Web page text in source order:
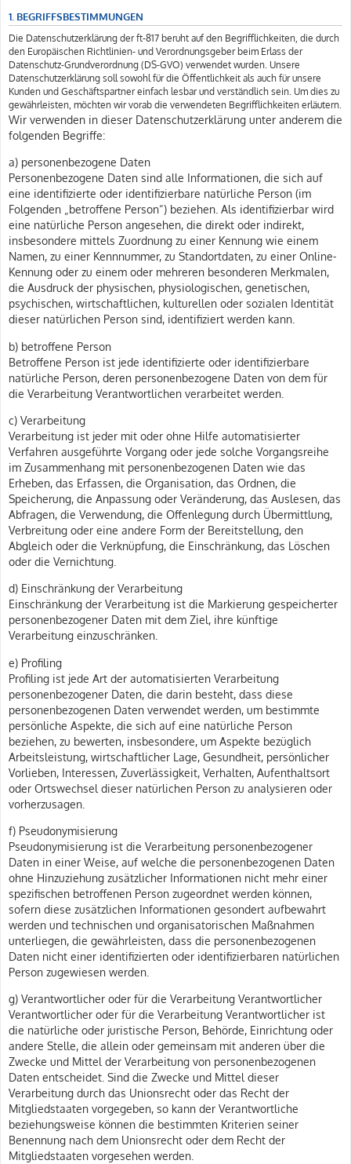
1. BEGRIFFSBESTIMMUNGEN
Die Datenschutzerklärung der ft-817 beruht auf den Begrifflichkeiten, die durch
den Europäischen Richtlinien- und Verordnungsgeber beim Erlass der
Datenschutz-Grundverordnung (DS-GVO) verwendet wurden. Unsere
Datenschutzerklärung soll sowohl für die Öffentlichkeit als auch für unsere
Kunden und Geschäftspartner einfach lesbar und verständlich sein. Um dies zu
gewährleisten, möchten wir vorab die verwendeten Begrifflichkeiten erläutern.
Wir verwenden in dieser Datenschutzerklärung unter anderem die
folgenden Begriffe:
a) personenbezogene Daten
Personenbezogene Daten sind alle Informationen, die sich auf
eine identifizierte oder identifizierbare natürliche Person (im
Folgenden „betroffene Person“) beziehen. Als identifizierbar wird
eine natürliche Person angesehen, die direkt oder indirekt,
insbesondere mittels Zuordnung zu einer Kennung wie einem
Namen, zu einer Kennnummer, zu Standortdaten, zu einer Online-
Kennung oder zu einem oder mehreren besonderen Merkmalen,
die Ausdruck der physischen, physiologischen, genetischen,
psychischen, wirtschaftlichen, kulturellen oder sozialen Identität
dieser natürlichen Person sind, identifiziert werden kann.
b) betroffene Person
Betroffene Person ist jede identifizierte oder identifizierbare
natürliche Person, deren personenbezogene Daten von dem für
die Verarbeitung Verantwortlichen verarbeitet werden.
c) Verarbeitung
Verarbeitung ist jeder mit oder ohne Hilfe automatisierter
Verfahren ausgeführte Vorgang oder jede solche Vorgangsreihe
im Zusammenhang mit personenbezogenen Daten wie das
Erheben, das Erfassen, die Organisation, das Ordnen, die
Speicherung, die Anpassung oder Veränderung, das Auslesen, das
Abfragen, die Verwendung, die Offenlegung durch Übermittlung,
Verbreitung oder eine andere Form der Bereitstellung, den
Abgleich oder die Verknüpfung, die Einschränkung, das Löschen
oder die Vernichtung.
d) Einschränkung der Verarbeitung
Einschränkung der Verarbeitung ist die Markierung gespeicherter
personenbezogener Daten mit dem Ziel, ihre künftige
Verarbeitung einzuschränken.
e) Profiling
Profiling ist jede Art der automatisierten Verarbeitung
personenbezogener Daten, die darin besteht, dass diese
personenbezogenen Daten verwendet werden, um bestimmte
persönliche Aspekte, die sich auf eine natürliche Person
beziehen, zu bewerten, insbesondere, um Aspekte bezüglich
Arbeitsleistung, wirtschaftlicher Lage, Gesundheit, persönlicher
Vorlieben, Interessen, Zuverlässigkeit, Verhalten, Aufenthaltsort
oder Ortswechsel dieser natürlichen Person zu analysieren oder
vorherzusagen.
f) Pseudonymisierung
Pseudonymisierung ist die Verarbeitung personenbezogener
Daten in einer Weise, auf welche die personenbezogenen Daten
ohne Hinzuziehung zusätzlicher Informationen nicht mehr einer
spezifischen betroffenen Person zugeordnet werden können,
sofern diese zusätzlichen Informationen gesondert aufbewahrt
werden und technischen und organisatorischen Maßnahmen
unterliegen, die gewährleisten, dass die personenbezogenen
Daten nicht einer identifizierten oder identifizierbaren natürlichen
Person zugewiesen werden.
g) Verantwortlicher oder für die Verarbeitung Verantwortlicher
Verantwortlicher oder für die Verarbeitung Verantwortlicher ist
die natürliche oder juristische Person, Behörde, Einrichtung oder
andere Stelle, die allein oder gemeinsam mit anderen über die
Zwecke und Mittel der Verarbeitung von personenbezogenen
Daten entscheidet. Sind die Zwecke und Mittel dieser
Verarbeitung durch das Unionsrecht oder das Recht der
Mitgliedstaaten vorgegeben, so kann der Verantwortliche
beziehungsweise können die bestimmten Kriterien seiner
Benennung nach dem Unionsrecht oder dem Recht der
Mitgliedstaaten vorgesehen werden.